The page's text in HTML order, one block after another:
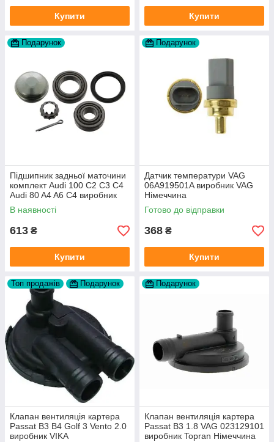
Купити Купити
Подарунок
Підшипник задньої маточини
комплект Audi 100 C2 C3 C4
Audi 80 A4 A6 C4 виробник
FAG
В наявності
613 ₴
Купити
Подарунок
Датчик температури VAG
06A919501A виробник VAG
Німеччина
Готово до відправки
368 ₴
Купити
Топ продажів Подарунок
Клапан вентиляція картера
Passat B3 B4 Golf 3 Vento 2.0
виробник VIKA
Подарунок
Клапан вентиляція картера
Passat B3 1.8 VAG 023129101
виробник Topran Німеччина